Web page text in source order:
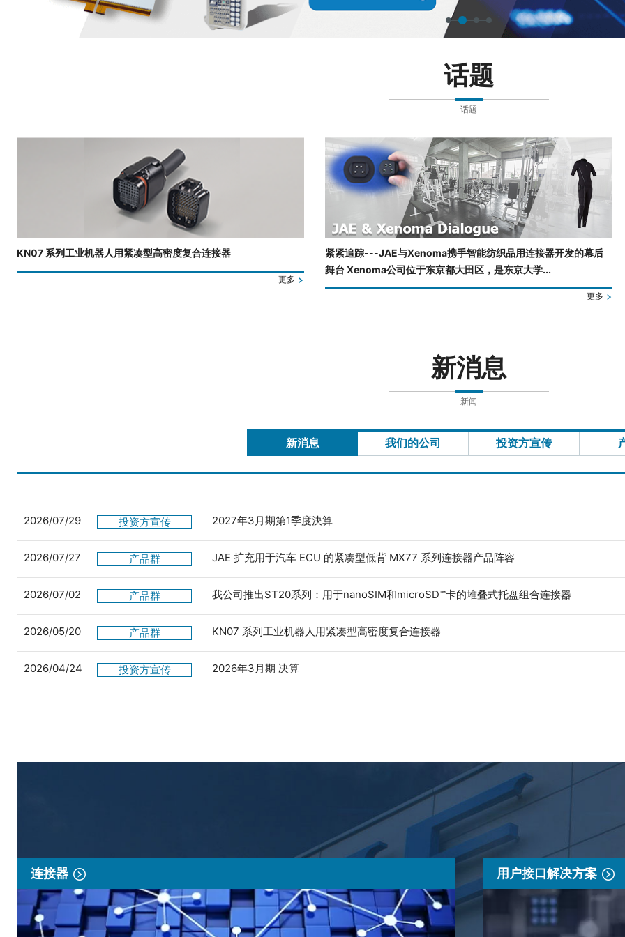
话题
话题
KN07 系列工业机器人用紧凑型高密度复合连接器
更多
紧紧追踪---JAE与Xenoma携手智能纺织品用连接器开发的幕后
舞台 Xenoma公司位于东京都大田区，是东京大学...
更多
新消息
新闻
新消息 我们的公司 投资方宣传
2026/07/29 投资方宣传 2027年3月期第1季度決算
2026/07/27 产品群 JAE 扩充用于汽车 ECU 的紧凑型低背 MX77 系列连接器产品阵容
2026/07/02 产品群 我公司推出ST20系列：用于nanoSIM和microSD™卡的堆叠式托盘组合连接器
2026/05/20 产品群 KN07 系列工业机器人用紧凑型高密度复合连接器
2026/04/24 投资方宣传 2026年3月期 决算
连接器 用户接口解决方案